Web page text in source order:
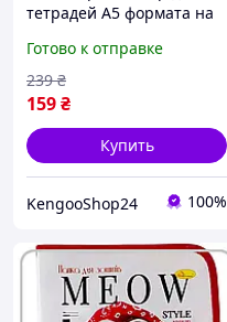
тетрадей А5 формата на
девочки-подростка с
дизайном COOL GIRL
Готово к отправке
159₴
239 ₴
Купить
KengooShop24 100%